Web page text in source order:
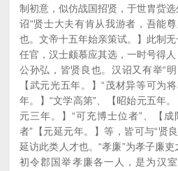
制初意，似仿战国招贤，于世胄赀
诏“贤士大夫有肯从我游者，吾能
也。文帝十五年始亲策试。】此制
任官，汉士颇慕应其选，一时号得人
公孙弘，皆贤良也。汉诏又有举“明
【武元光五年。】“茂材异等可为
年。】“文学高第”、【昭始元五年
元三年。】“可充博士位者”、【
者”【元延元年。】等，皆可与“贤
延访此类人才也。“孝廉”为孝子廉
初令郡国举孝廉各一人，是为汉